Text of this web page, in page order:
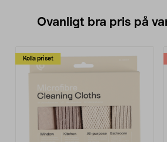
Ovanligt bra pris på
Kolla priset